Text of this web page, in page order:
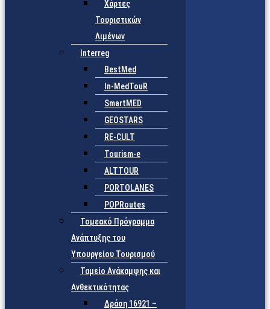
Χάρτες
Τουριστικών
Λιμένων
Interreg
BestMed
In-MedTouR
SmartMED
GEOSTARS
RE-CULT
Tourism-e
ALTTOUR
PORTOLANES
POPRoutes
Τομεακό Πρόγραμμα
Ανάπτυξης του
Υπουργείου Τουρισμού
Ταμείο Ανάκαμψης και
Ανθεκτικότητας
Δράση 16921 –